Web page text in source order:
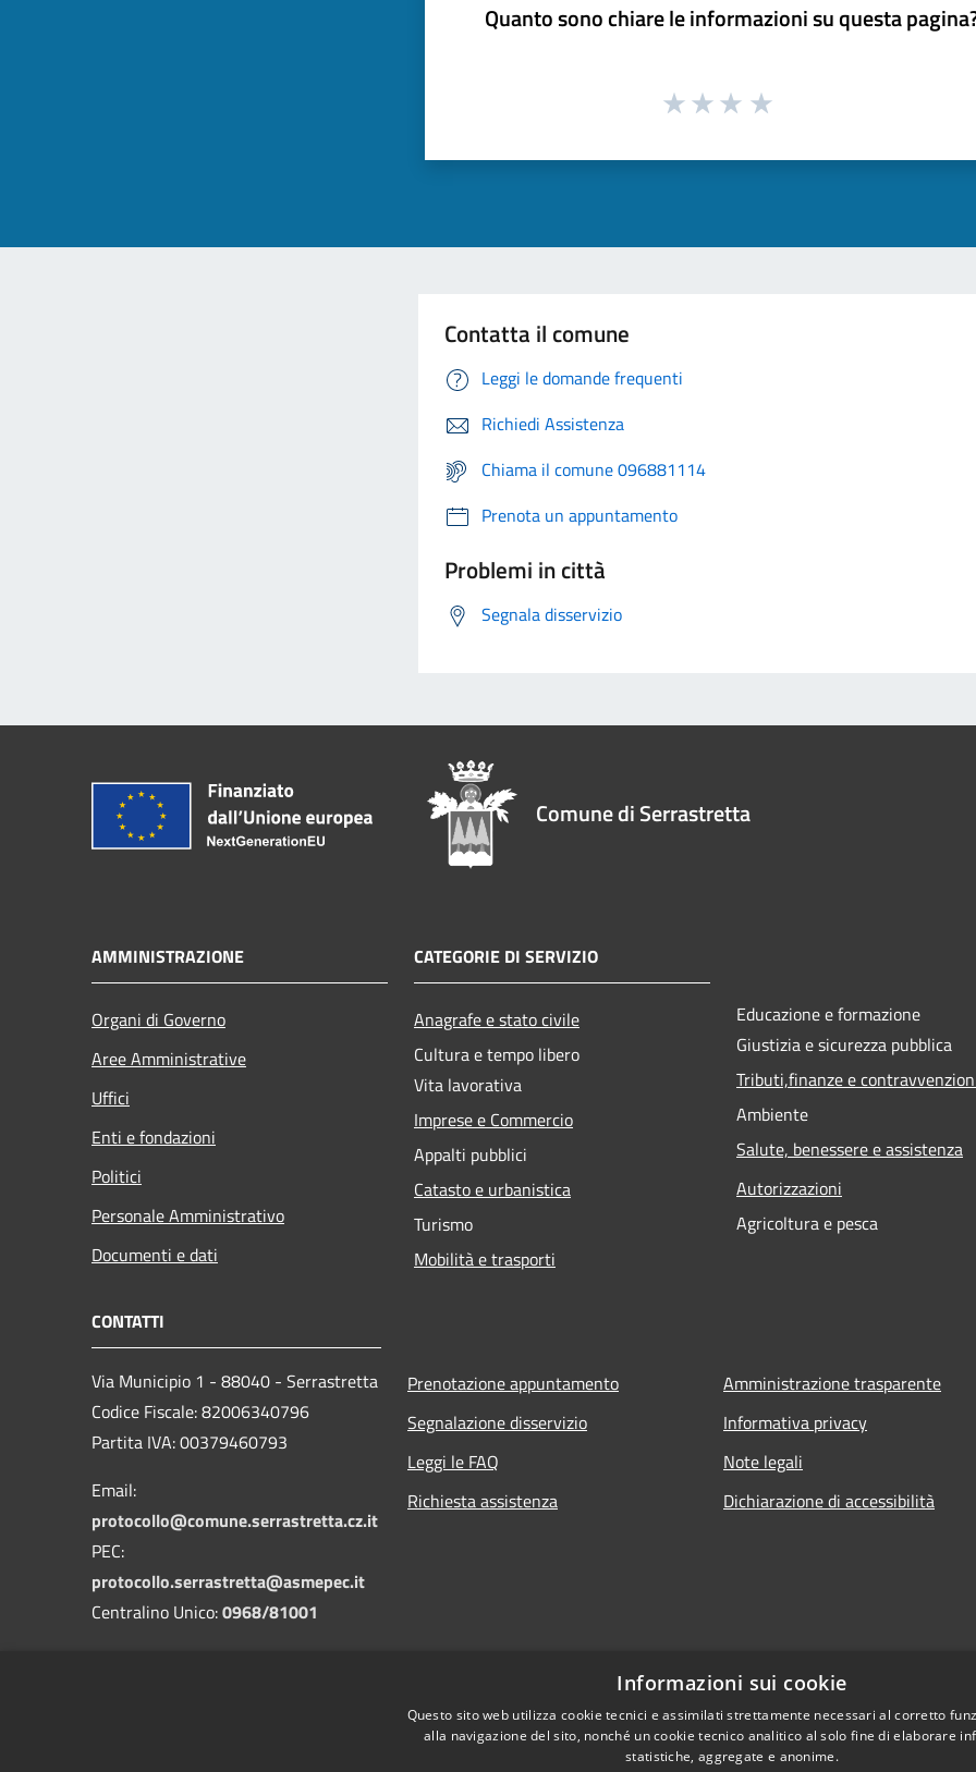
Quanto sono chiare le informazioni su questa
Contatta il comune
Leggi le domande frequenti
Richiedi Assistenza
Chiama il comune 096881114
Prenota un appuntamento
Problemi in città
Segnala disservizio
Comune di Serrastretta
AMMINISTRAZIONE
Organi di Governo
Aree Amministrative
Uffici
Enti e fondazioni
Politici
Personale Amministrativo
Documenti e dati
CATEGORIE DI SERVIZIO
Anagrafe e stato civile
Cultura e tempo libero
Vita lavorativa
Imprese e Commercio
Appalti pubblici
Catasto e urbanistica
Turismo
Mobilità e trasporti
Educazione e formazione
Giustizia e sicurezza pubblica
Tributi,finanze e
Ambiente
Salute, benessere e assistenza
Autorizzazioni
Agricoltura e pesca
CONTATTI
Via Municipio 1 - 88040 - Serrastretta
Codice Fiscale: 82006340796
Partita IVA: 00379460793
Email:
protocollo@comune.serrastretta.cz.it
PEC:
protocollo.serrastretta@asmepec.it
Centralino Unico:0968/81001
Prenotazione appuntamento
Segnalazione disservizio
Leggi le FAQ
Richiesta assistenza
Amministrazione trasparente
Informativa privacy
Note legali
Dichiarazione di accessibilità
Informazioni sui cookie
Questo sito web utilizza cookie tecnici e assimilati strettamente necessari al corretto
alla navigazione del sito, nonché un cookie tecnico analitico al solo fine di elaborare
statistiche, aggregate e anonime.